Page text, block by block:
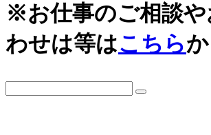
※お仕事のご相談や
わせは等はこちら